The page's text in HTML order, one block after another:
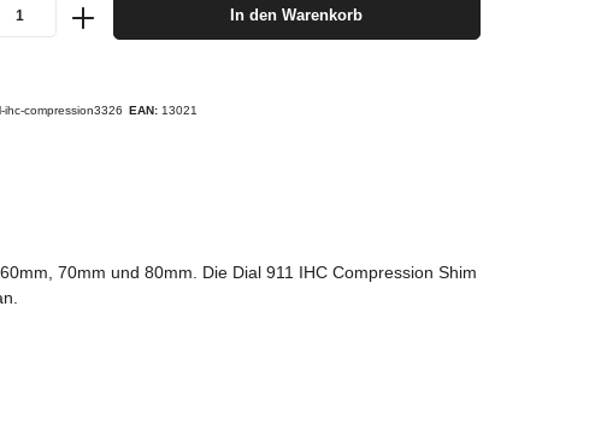
In den Warenkorb
ihc-compression3326 EAN: 13021
70mm und 80mm. Die Dial 911 IHC Compression Shim